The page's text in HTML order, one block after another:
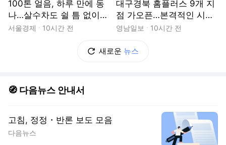
100톤 얼음, 하루 만에 동
나…살수차도 쉴 틈 없이
달린다 [르포]
서울경제 10시간 전
대구경북 홈플러스 9개 지
점 가오픈…본격적인 시험
대 올랐다
영남일보 10시간 전
새로운 뉴스
🧭 다음뉴스 안내서
고침, 정정・반론 보도 모음
다음뉴스